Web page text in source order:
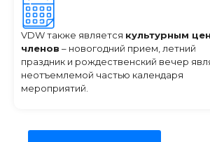
VDW также является культурным
членов – новогодний прием, летний
праздник и рождественский вечер
неотъемлемой частью календаря
мероприятий.